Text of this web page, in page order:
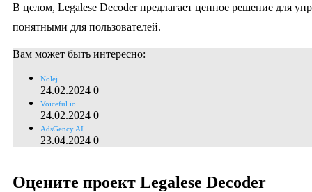
В целом, Legalese Decoder предлагает ценное решение для
понятными для пользователей.
Вам может быть интересно:
Nolej
24.02.2024 0
Voiceful.io
24.02.2024 0
AdsGency AI
23.04.2024 0
Оцените проект Legalese Decoder